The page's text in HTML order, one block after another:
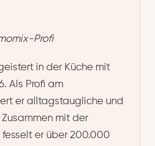
Profi
in der Küche mit
Als Profi am
er alltagstaugliche und
mit der
er über 200.000